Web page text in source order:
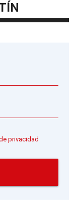
privacidad